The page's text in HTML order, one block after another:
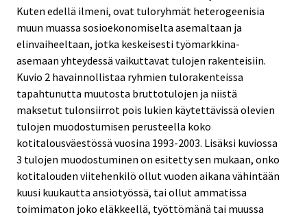
Kuten edellä ilmeni, ovat tuloryhmät heterogeenisia
muun muassa sosioekonomiselta asemaltaan ja
elinvaiheeltaan, jotka keskeisesti työmarkkina-
asemaan yhteydessä vaikuttavat tulojen rakenteisiin.
Kuvio 2 havainnollistaa ryhmien tulorakenteissa
tapahtunutta muutosta bruttotulojen ja niistä
maksetut tulonsiirrot pois lukien käytettävissä olevien
tulojen muodostumisen perusteella koko
kotitalousväestössä vuosina 1993-2003. Lisäksi kuviossa
3 tulojen muodostuminen on esitetty sen mukaan, onko
kotitalouden viitehenkilö ollut vuoden aikana vähintään
kuusi kuukautta ansiotyössä, tai ollut ammatissa
toimimaton joko eläkkeellä, työttömänä tai muussa